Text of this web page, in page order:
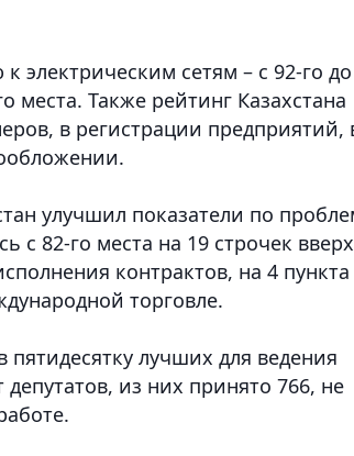
электрическим сетям – с 92-го до
места. Также рейтинг Казахстана
в регистрации предприятий,
улучшил показатели по
с 82-го места на 19 строчек
контрактов, на 4 пункта
торговле.
пятидесятку лучших для ведения
из них принято 766, не